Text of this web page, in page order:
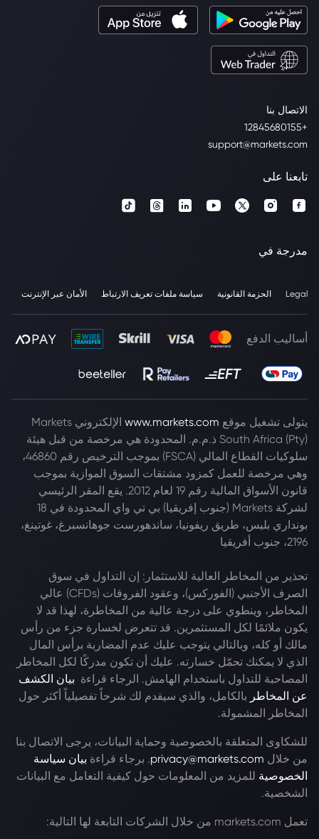
الاتصال بنا
+12845680155
support@markets.com
تابعنا على
مدرجة في
Legal الحزمة القانونية سياسة ملفات تعريف الارتباط الأمان عبر الإنترنت
أساليب الدفع
يتولى تشغيل موقع www.markets.com
الإلكتروني Markets
South Africa (Pty) ذ.م.م. المحدودة هي مرخصة من قبل هيئة
سلوكيات القطاع المالي (FSCA) بموجب الترخيص رقم 46860،
وهي مرخصة للعمل كمزود مشتقات السوق الموازية بموجب
قانون الأسواق المالية رقم 19 لعام 2012. يقع المقر الرئيسي
لشركة Markets (جنوب إفريقيا) بي تي واي المحدودة في 18
بونداري بليس، طريق ريفونيا، ساندهورست جوهانسبرغ، غوتينغ،
2196، جنوب أفريقيا
تحذير من المخاطر العالية للاستثمار: إن التداول في سوق
الصرف الأجنبي (الفوركس)، وعقود الفروقات (CFDs) عالي
المخاطر، وينطوي على درجة عالية من المخاطرة، لهذا قد لا
يكون ملائمًا لكل المستثمرين. قد تتعرض لخسارة جزء من رأس
مالك أو كله، وبالتالي يتوجب عليك عدم المضاربة برأس المال
الذي لا يمكنك تحمّل خسارته. عليك أن تكون مدركًا لكل المخاطر
المصاحبة للتداول باستخدام الهامش. الرجاء قراءة بيان الكشف
عن المخاطر بالكامل، والذي سيقدم لك شرحاً تفصيلياً أكثر حول
المخاطر المشمولة.
للشكاوى المتعلقة بالخصوصية وحماية البيانات، يرجى الاتصال بنا
من خلال privacy@markets.com. برجاء قراءة بيان سياسة
الخصوصية للمزيد من المعلومات حول كيفية التعامل مع البيانات
الشخصية.
تعمل markets.com من خلال الشركات التابعة لها التالية: